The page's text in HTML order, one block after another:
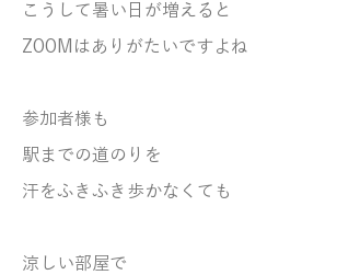
こうして暑い日が増えると
ZOOMはありがたいですよね
参加者様も
駅までの道のりを
汗をふきふき歩かなくても
涼しい部屋で